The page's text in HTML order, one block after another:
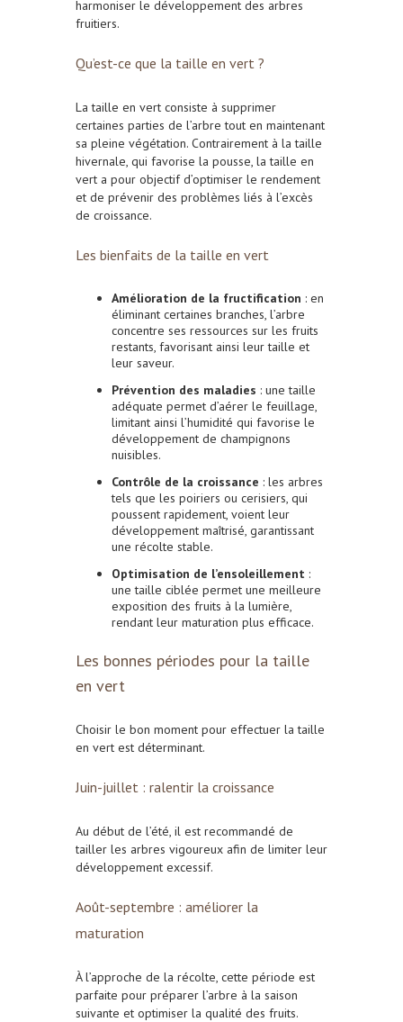
harmoniser le développement des arbres
fruitiers.
Qu’est-ce que la taille en vert ?
La taille en vert consiste à supprimer
certaines parties de l’arbre tout en maintenant
sa pleine végétation. Contrairement à la taille
hivernale, qui favorise la pousse, la taille en
vert a pour objectif d’optimiser le rendement
et de prévenir des problèmes liés à l’excès
de croissance.
Les bienfaits de la taille en vert
Amélioration de la fructification : en
éliminant certaines branches, l’arbre
concentre ses ressources sur les fruits
restants, favorisant ainsi leur taille et
leur saveur.
Prévention des maladies : une taille
adéquate permet d’aérer le feuillage,
limitant ainsi l’humidité qui favorise le
développement de champignons
nuisibles.
Contrôle de la croissance : les arbres
tels que les poiriers ou cerisiers, qui
poussent rapidement, voient leur
développement maîtrisé, garantissant
une récolte stable.
Optimisation de l’ensoleillement :
une taille ciblée permet une meilleure
exposition des fruits à la lumière,
rendant leur maturation plus efficace.
Les bonnes périodes pour la taille
en vert
Choisir le bon moment pour effectuer la taille
en vert est déterminant.
Juin-juillet : ralentir la croissance
Au début de l’été, il est recommandé de
tailler les arbres vigoureux afin de limiter leur
développement excessif.
Août-septembre : améliorer la
maturation
À l’approche de la récolte, cette période est
parfaite pour préparer l’arbre à la saison
suivante et optimiser la qualité des fruits.